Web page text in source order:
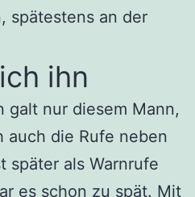
spätestens an der
ihn
galt nur diesem Mann,
auch die Rufe neben
später als Warnrufe
es schon zu spät. Mit